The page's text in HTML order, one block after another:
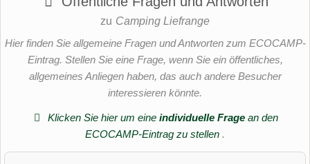
zu Camping Liefrange
Hier finden Sie allgemeine Fragen und Antworten zum ECOCAMP-
Eintrag. Stellen Sie eine Frage, wenn Sie ein öffentliches,
allgemeines Anliegen haben, das auch andere Besucher
interessieren könnte.
Klicken Sie hier um eineindividuelle Frage an den
ECOCAMP-Eintrag zu stellen .